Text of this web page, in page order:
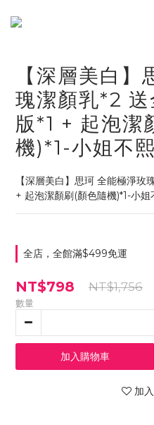
【深層美白
瑰潔顏乳*2
版*1 + 起泡潔
機)*1-小姐不
【深層美白】思珂 全能極淨玫
+ 起泡潔顏刷(顏色隨機)*1-小姐
全店，全館滿$499免運
NT$798 NT$1,756
數量
加入購物車
加